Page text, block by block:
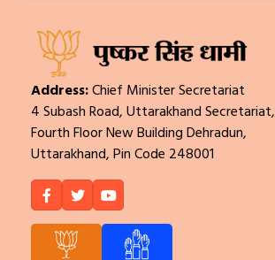
Address:Chief Minister Secretariat
4 Subash Road, Uttarakhand Secretariat,
Fourth Floor New Building Dehradun,
Uttarakhand, Pin Code 248001